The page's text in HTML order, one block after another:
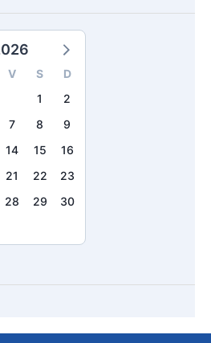
V S
D
1
2
7 8
9
14 15
16
21 22
23
28 29
30